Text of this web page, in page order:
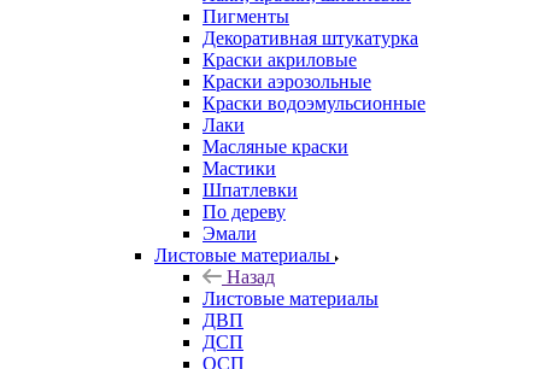
Пигменты
Декоративная штукатурка
Краски акриловые
Краски аэрозольные
Краски водоэмульсионные
Лаки
Масляные краски
Мастики
Шпатлевки
По дереву
Эмали
Листовые материалы
Назад
Листовые материалы
ДВП
ДСП
ОСП